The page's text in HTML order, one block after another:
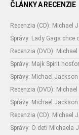
ČLÁNKY A RECENZIE
Recenzia (CD): Michael
Správy: Lady Gaga
Recenzia (DVD):
Správy: Majk Spirit
Správy: Michael
Recenzia (DVD):
Správy: Michael
Recenzia (CD): Michael
Správy: O deti Michaela